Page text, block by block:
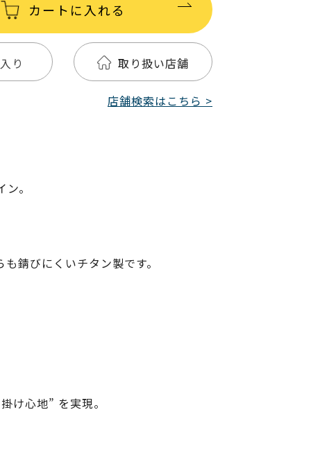
カートに入れる
り 取り扱い店舗
店舗検索はこちら >
。
錆びにくいチタン製です。
け心地” を実現。